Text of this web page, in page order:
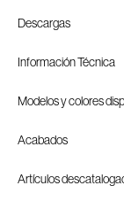
Descargas
Información Técnica
Modelos y colores
Acabados
Artículos